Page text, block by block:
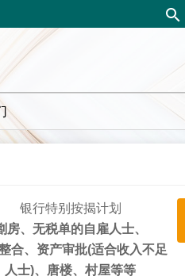
银行特别按揭计划
房、无税单的自雇人士、
合、资产审批(适合收入不足
人士)、唐楼、村屋等等